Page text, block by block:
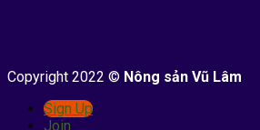
Copyright 2022 © Nông sản Vũ Lâm
Sign Up
Join